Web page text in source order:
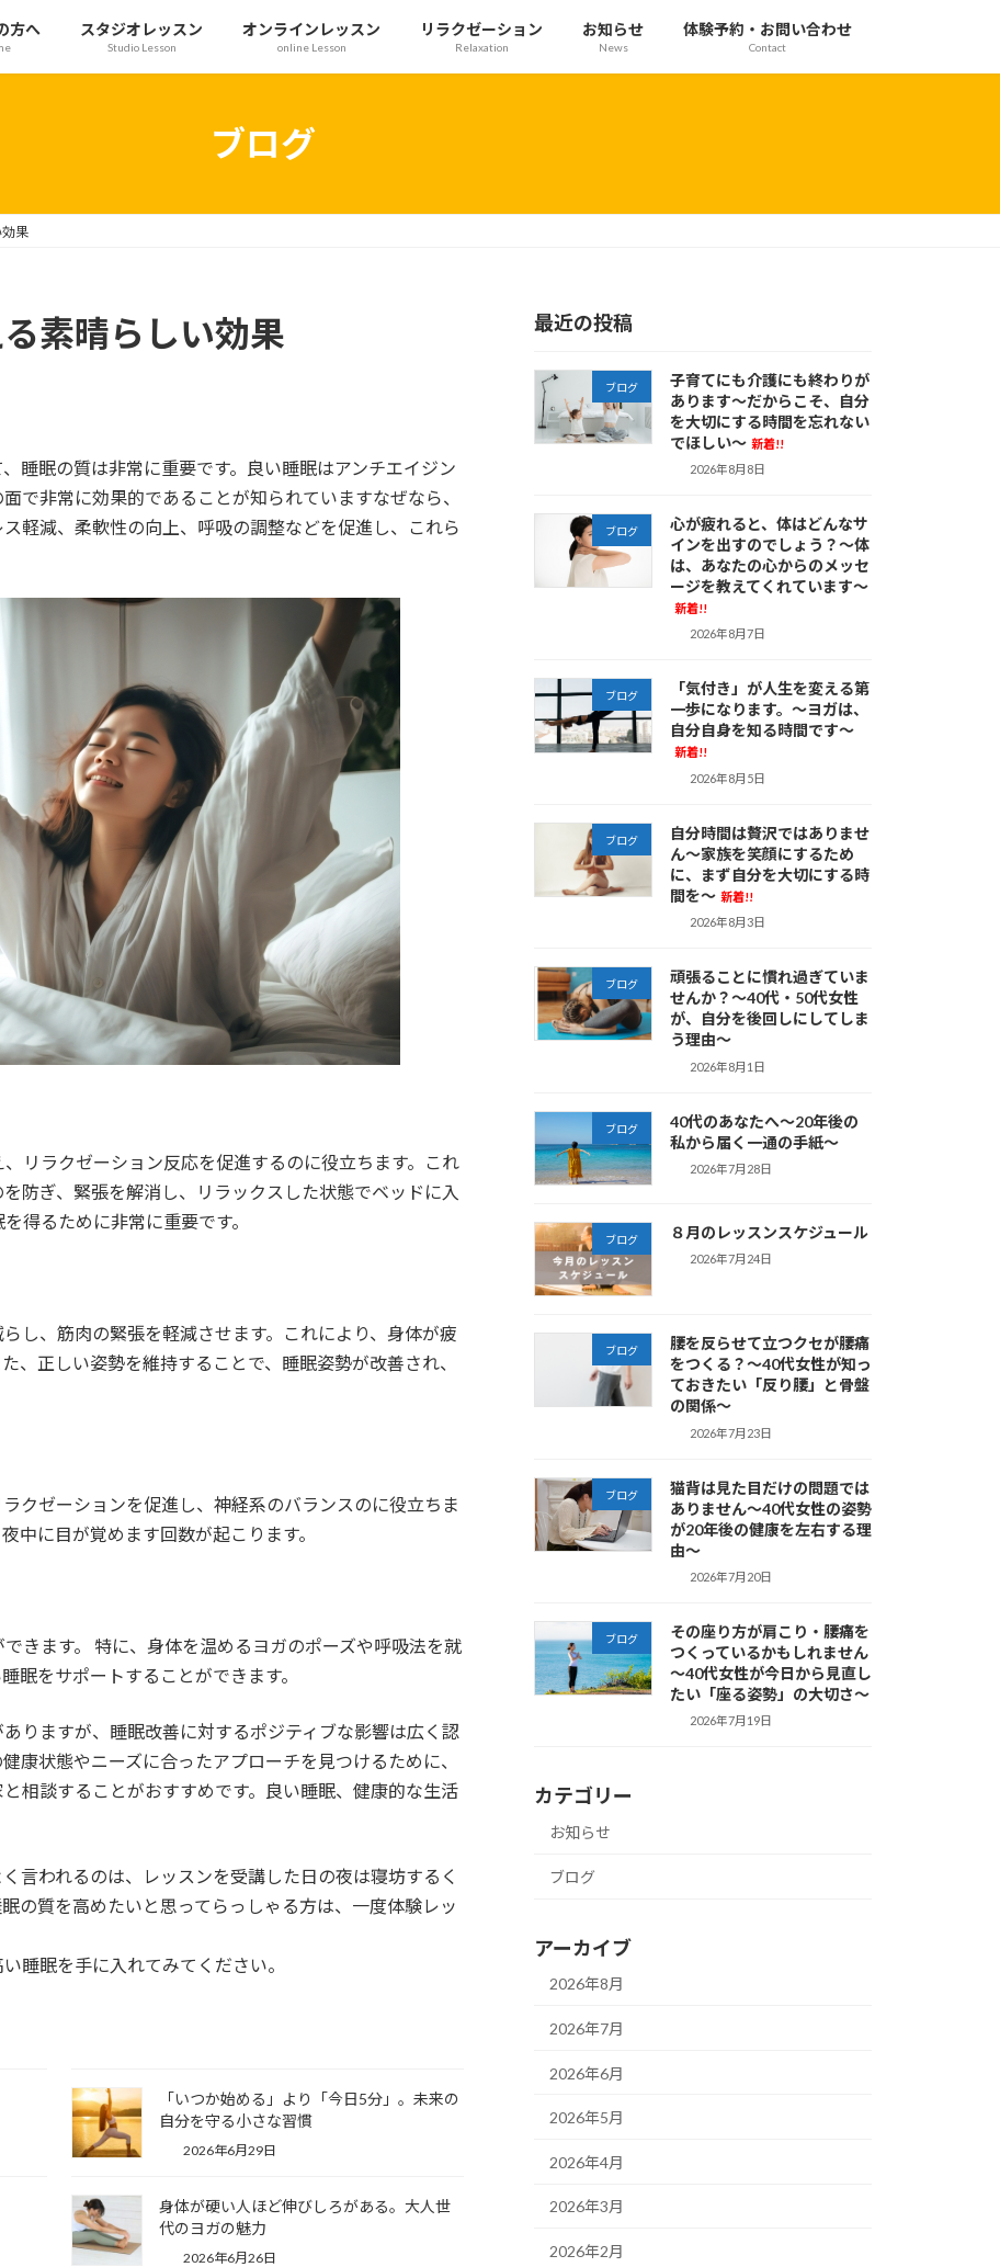
方へ スタジオレッスン
Studio Lesson
オンラインレッスン
online Lesson
リラクゼーション
Relaxation
お知らせ
News
体験予約・お問い合わせ
Contact
ブログ
果
素晴らしい効果
睡眠の質は非常に重要です。良い睡眠はアンチエイジン
で非常に効果的であることが知られていますなぜなら、
軽減、柔軟性の向上、呼吸の調整などを促進し、これら
リラクゼーション反応を促進するのに役立ちます。これ
防ぎ、緊張を解消し、リラックスした状態でベッドに入
得るために非常に重要です。
し、筋肉の緊張を軽減させます。これにより、身体が疲
、正しい姿勢を維持することで、睡眠姿勢が改善され、
クゼーションを促進し、神経系のバランスのに役立ちま
中に目が覚めます回数が起こります。
きます。 特に、身体を温めるヨガのポーズや呼吸法を就
眠をサポートすることができます。
りますが、睡眠改善に対するポジティブな影響は広く認
康状態やニーズに合ったアプローチを見つけるために、
相談することがおすすめです。良い睡眠、健康的な生活
言われるのは、レッスンを受講した日の夜は寝坊するく
の質を高めたいと思ってらっしゃる方は、一度体験レッ
睡眠を手に入れてみてください。
「いつか始める」より「今日5分」。未来の
自分を守る小さな習慣
2026年6月29日
身体が硬い人ほど伸びしろがある。大人世
代のヨガの魅力
2026年6月26日
最近の投稿
ブログ
子育てにも介護にも終わりが
あります～だからこそ、自分
を大切にする時間を忘れない
でほしい～ 新着!!
2026年8月8日
ブログ
心が疲れると、体はどんなサ
インを出すのでしょう？～体
は、あなたの心からのメッセ
ージを教えてくれています～
新着!!
2026年8月7日
ブログ
「気付き」が人生を変える第
一歩になります。～ヨガは、
自分自身を知る時間です～
新着!!
2026年8月5日
ブログ
自分時間は贅沢ではありませ
ん～家族を笑顔にするため
に、まず自分を大切にする時
間を～ 新着!!
2026年8月3日
ブログ
頑張ることに慣れ過ぎていま
せんか？～40代・50代女性
が、自分を後回しにしてしま
う理由～
2026年8月1日
ブログ
40代のあなたへ～20年後の
私から届く一通の手紙～
2026年7月28日
ブログ ８月のレッスンスケジュール
2026年7月24日
ブログ
腰を反らせて立つクセが腰痛
をつくる？～40代女性が知っ
ておきたい「反り腰」と骨盤
の関係～
2026年7月23日
ブログ
猫背は見た目だけの問題では
ありません～40代女性の姿勢
が20年後の健康を左右する理
由～
2026年7月20日
ブログ
その座り方が肩こり・腰痛を
つくっているかもしれません
～40代女性が今日から見直し
たい「座る姿勢」の大切さ～
2026年7月19日
カテゴリー
お知らせ
ブログ
アーカイブ
2026年8月
2026年7月
2026年6月
2026年5月
2026年4月
2026年3月
2026年2月